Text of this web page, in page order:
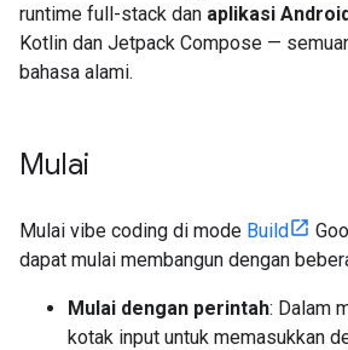
runtime full-stack dan aplikasi
Kotlin dan Jetpack Compose —
bahasa alami.
Mulai
Mulai vibe coding di mode Build
dapat mulai membangun dengan
Mulai dengan perintah: Dalam
kotak input untuk memasukkan